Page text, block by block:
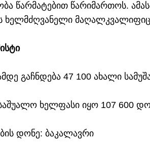
წარმატებით წარიმართოს.
ხელმძღვანელი
გაჩნდება 47 100 ახალი
ხელფასი იყო 107 600
დონე: ბაკალავრი